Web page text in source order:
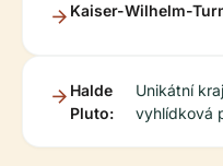
Kaiser-Wilhelm-
Halde
Pluto:
Unikátní
vyhlídková